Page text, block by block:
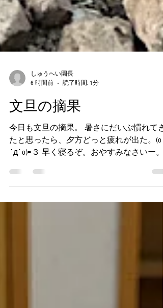
しゅうへい園長
6 時間前
読了時間: 1分
文旦の摘果
今日も文旦の摘果。 暑さにだいぶ慣れてき
´д`o)=３ 早く寝るぞ。おやすみなさいー。
さぁ、明日も元気にっ(´∇｀) ﾉ 農林水産大
賞の受賞目指して あと167日